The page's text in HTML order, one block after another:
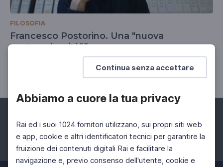
Continua senza accettare
Abbiamo a cuore la tua privacy
Rai ed i suoi 1024 fornitori utilizzano, sui propri siti web
e app, cookie e altri identificatori tecnici per garantire la
fruizione dei contenuti digitali Rai e facilitare la
navigazione e, previo consenso dell'utente, cookie e
FILOSOFIA
Francesco Postorino. Una "nuova
postmodernità"?
La drammatica coerenza del divenire
Facebook Instagram Twitter